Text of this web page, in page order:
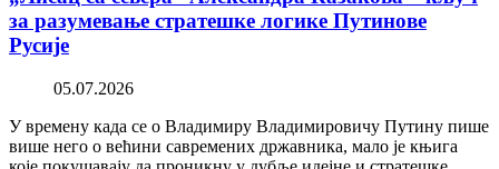
за разумевање стратешке логике Путинове
Русије
05.07.2026
У времену када се о Владимиру Владимировичу Путину пише
више него о већини савремених државника, мало је књига